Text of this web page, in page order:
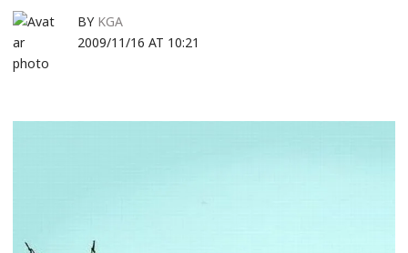
BY KGA
2009/11/16 AT 10:21